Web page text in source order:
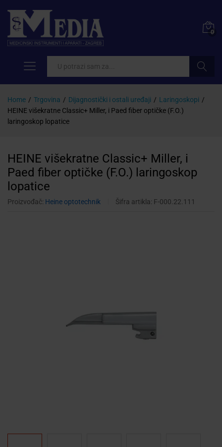
0
Home / Trgovina / Dijagnostički i ostali uređaji / Laringoskopi /
HEINE višekratne Classic+ Miller, i Paed fiber optičke (F.O.)
laringoskop lopatice
HEINE višekratne Classic+ Miller, i
Paed fiber optičke (F.O.) laringoskop
lopatice
Proizvođač: Heine optotechnik Šifra artikla: F-000.22.111